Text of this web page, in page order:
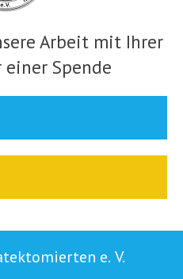
Arbeit mit Ihrer
Spende
e. V.